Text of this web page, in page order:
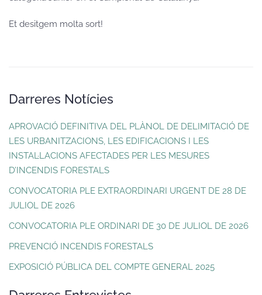
Et desitgem molta sort!
Darreres Notícies
APROVACIÓ DEFINITIVA DEL PLÀNOL DE DELIMITACIÓ DE
LES URBANITZACIONS, LES EDIFICACIONS I LES
INSTAL·LACIONS AFECTADES PER LES MESURES
D’INCENDIS FORESTALS
CONVOCATORIA PLE EXTRAORDINARI URGENT DE 28 DE
JULIOL DE 2026
CONVOCATORIA PLE ORDINARI DE 30 DE JULIOL DE 2026
PREVENCIÓ INCENDIS FORESTALS
EXPOSICIÓ PÚBLICA DEL COMPTE GENERAL 2025